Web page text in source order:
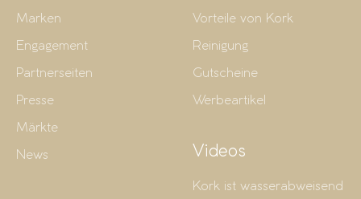
Marken
Engagement
Partnerseiten
Presse
Märkte
News
Vorteile von Kork
Reinigung
Gutscheine
Werbeartikel
Videos
Kork ist wasserabweisend